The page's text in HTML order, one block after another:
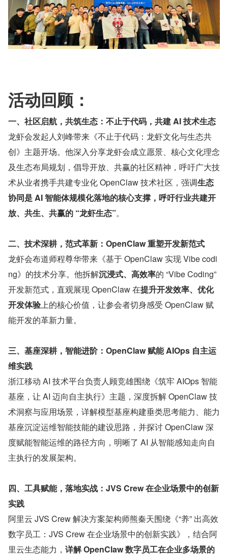
活动回顾：
一、社区启航，共筑生态：不止于代码，共建 AI 技术生态
龙虾会发起人刘峰带来《不止于代码：龙虾文化与生态共
创》主题开场。他深入分享龙虾会成立愿景、核心文化理念
及生态布局规划，倡导开放、共赢的社区精神，呼吁广大技
术从业者携手共建专业化 OpenClaw 技术社区，强调生态
协同是 AI 智能体规模化落地的核心支撑，呼吁行业共建开
放、共生、共赢的 “龙虾生态”。
二、技术深耕，范式革新：OpenClaw 重塑开发新范式
龙虾会布道师程尊华带来《基于 OpenClaw 实现 Vibe codi
ng》的技术分享。他拆解沉浸式、高效率的 “Vibe Coding”
开发新范式，直观展现 OpenClaw 在提升开发效率、优化
开发体验上的核心价值，让参会者切身感受 OpenClaw 赋
能开发的革新力量。
三、基座深耕，智能进阶：OpenClaw 赋能 AIOps 自主运
维实践
浙江移动 AI 技术平台负责人顾竞雄围绕《筑牢 AIOps 智能
基座，让 AI 迈向自主执行》主题，深度拆解 OpenClaw 技
术洞察与应用场景，详解模型基座构建垂类思考能力、能力
基座沉淀运维智能技能的建设思路，并探讨 OpenClaw 深
度赋能智能运维的路径方向，明晰了 AI 从智能感知走向自
主执行的发展架构。
四、工具赋能，落地实战：JVS Crew 在企业场景中的创新
实践
阿里云 JVS Crew 解决方案架构师熊秦天围绕《“养” 出高效
数字员工：JVS Crew 在企业场景中的创新实践》，结合阿
里云生态能力， 详解 OpenClaw 数字员工在企业多场景的